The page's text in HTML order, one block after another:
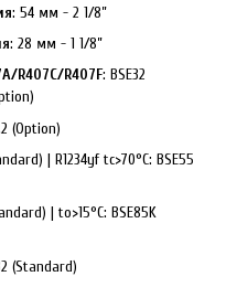
: 54 мм - 2 1/8”
: 28 мм - 1 1/8”
R407C/R407F: BSE32
(Option)
| R1234yf tc>70°C: BSE55
| to>15°C: BSE85K
(Standard)